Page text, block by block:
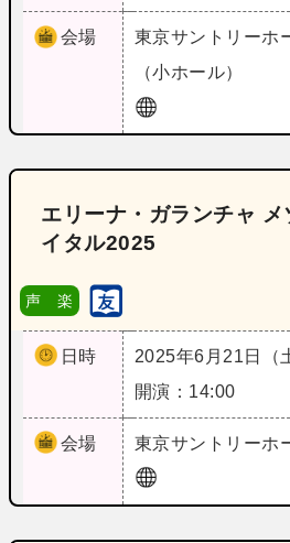
会場 東京サントリーホ
（小ホール）
エリーナ・ガランチャ
イタル2025
声 楽
日時
2025年6月21日（
開演：14:00
会場 東京サントリーホ